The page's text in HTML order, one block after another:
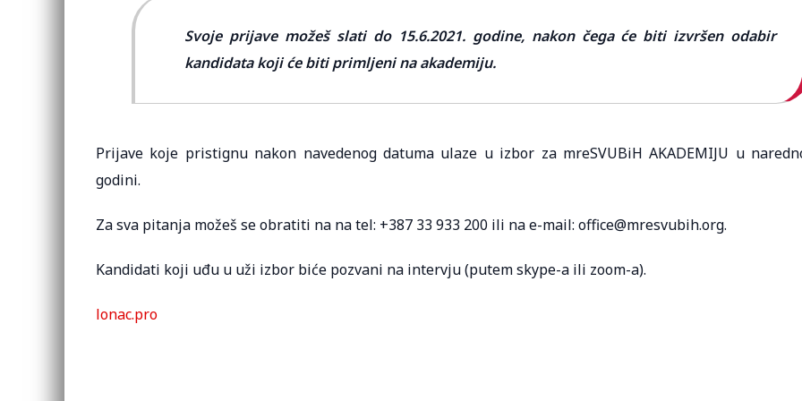
Svoje prijave možeš slati do 15.6.2021. godine, nakon čega će biti izvršen odabir
kandidata koji će biti primljeni na akademiju.
Prijave koje pristignu nakon navedenog datuma ulaze u izbor za mreSVUBiH AKADEMIJU u
godini.
Za sva pitanja možeš se obratiti na na tel: +387 33 933 200 ili na e-mail: office@mresvubih.org.
Kandidati koji uđu u uži izbor biće pozvani na intervju (putem skype-a ili zoom-a).
lonac.pro